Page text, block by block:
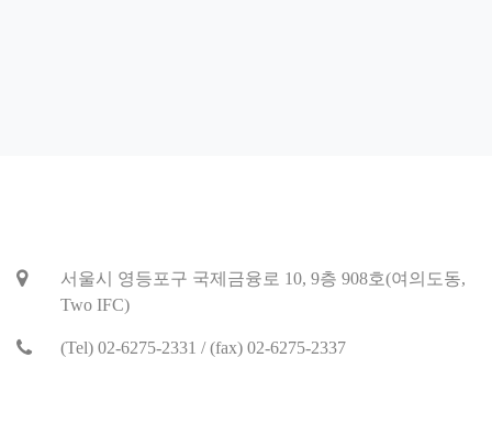
서울시 영등포구 국제금융로 10, 9층 908호(여의도동,
Two IFC)
(Tel) 02-6275-2331 / (fax) 02-6275-2337